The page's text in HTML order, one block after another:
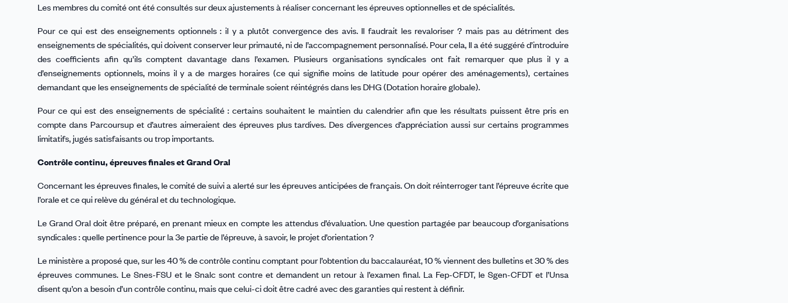
Les membres du comité ont été consultés sur deux ajustements à réaliser concernant les épreuves optionnelles et de spécialités.
Pour ce qui est des enseignements optionnels : il y a plutôt convergence des avis. Il faudrait les revaloriser ? mais pas au détriment des
enseignements de spécialités, qui doivent conserver leur primauté, ni de l’accompagnement personnalisé. Pour cela, Il a été suggéré d’introduire
des coefficients afin qu’ils comptent davantage dans l’examen. Plusieurs organisations syndicales ont fait remarquer que plus il y a
d’enseignements optionnels, moins il y a de marges horaires (ce qui signifie moins de latitude pour opérer des aménagements), certaines
demandant que les enseignements de spécialité de terminale soient réintégrés dans les DHG (Dotation horaire globale).
Pour ce qui est des enseignements de spécialité : certains souhaitent le maintien du calendrier afin que les résultats puissent être pris en
compte dans Parcoursup et d’autres aimeraient des épreuves plus tardives. Des divergences d’appréciation aussi sur certains programmes
limitatifs, jugés satisfaisants ou trop importants.
Contrôle continu, épreuves finales et Grand Oral
Concernant les épreuves finales, le comité de suivi a alerté sur les épreuves anticipées de français. On doit réinterroger tant l’épreuve écrite que
l’orale et ce qui relève du général et du technologique.
Le Grand Oral doit être préparé, en prenant mieux en compte les attendus d’évaluation. Une question partagée par beaucoup d’organisations
syndicales : quelle pertinence pour la 3e partie de l’épreuve, à savoir, le projet d’orientation ?
Le ministère a proposé que, sur les 40 % de contrôle continu comptant pour l’obtention du baccalauréat, 10 % viennent des bulletins et 30 % des
épreuves communes. Le Snes-FSU et le Snalc sont contre et demandent un retour à l’examen final. La Fep-CFDT, le Sgen-CFDT et l’Unsa
disent qu’on a besoin d’un contrôle continu, mais que celui-ci doit être cadré avec des garanties qui restent à définir.